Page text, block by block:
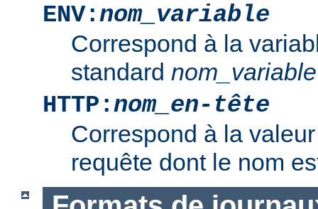
ENV:nom_variable
Correspond à la
standard nom_variable
HTTP:nom_en-tête
Correspond à la
requête dont le nom